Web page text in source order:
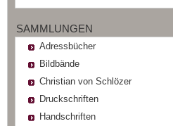
SAMMLUNGEN
Adressbücher
Bildbände
Christian von Schlözer
Druckschriften
Handschriften